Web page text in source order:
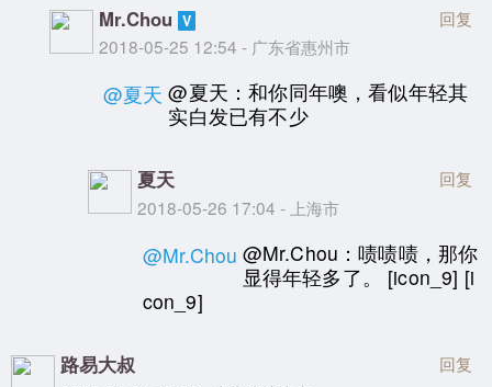
Mr.Chou
2018-05-25 12:54 - 广东省惠州市
回复
@夏天 @夏天：和你同年噢，看似年轻其
实白发已有不少
夏天
2018-05-26 17:04 - 上海市
回复
@Mr.Chou @Mr.Chou：啧啧啧，那你
显得年轻多了。 [icon_9] [i
con_9]
路易大叔 回复